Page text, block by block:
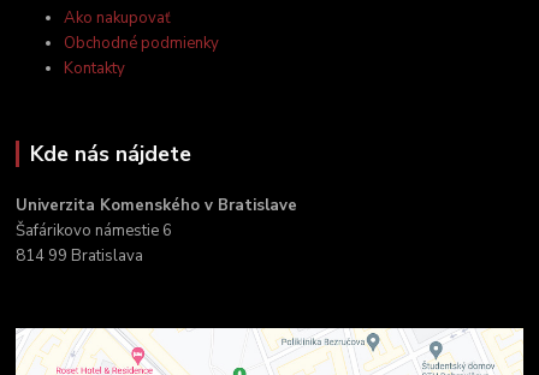
Ako nakupovať
Obchodné podmienky
Kontakty
Kde nás nájdete
Univerzita Komenského v Bratislave
Šafárikovo námestie 6
814 99 Bratislava